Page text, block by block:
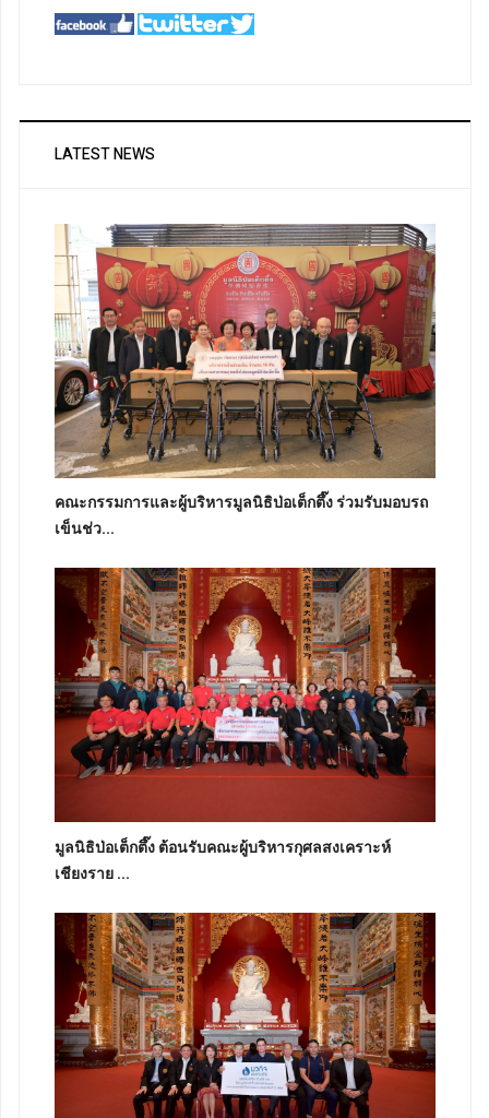
LATEST NEWS
คณะกรรมการและผู้บริหารมูลนิธิป่อเต็กตึ๊ง ร่วมรับมอบรถ
เข็นช่ว...
มูลนิธิป่อเต็กตึ๊ง ต้อนรับคณะผู้บริหารกุศลสงเคราะห์
เชียงราย ...